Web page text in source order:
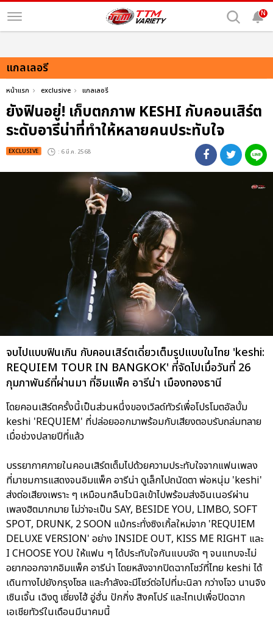
N
แกลเลอรี
หน้าแรก exclusive แกลเลอรี
ยังฟินอยู่! เก็บตกภาพ KESHI กับคอนเสิร์ต
ระดับอารีน่าที่ทำให้หลายคนประทับใจ
EXCLUSIVE : 6 มี.ค. 2568
จบไปแบบฟินเกิน กับคอนเสิร์ตเดี่ยวเต็มรูปแบบในไทย 'keshi:
REQUIEM TOUR IN BANGKOK' ที่จัดไปเมื่อวันที่ 26
กุมภาพันธ์ที่ผ่านมา ที่อิมแพ็ค อารีน่า เมืองทองธานี
โดยคอนเสิร์ตครั้งนี้เป็นส่วนหนึ่งของเวิลด์ทัวร์เพื่อโปรโมตอัลบั้ม
keshi 'REQUIEM' ที่ปล่อยออกมาพร้อมกับเสียงตอบรับถล่มทลาย
เมื่อช่วงปลายปีที่แล้ว
บรรยากาศภายในคอนเสิร์ตเต็มไปด้วยความประทับใจจากแฟนเพลง
ที่มาชมการแสดงจนอิมแพ็ค อารีน่า ดูเล็กไปถนัดตา พ่อหนุ่ม 'keshi'
ส่งต่อเสียงเพราะ ๆ เหมือนกลืนไวนิลเข้าไปพร้อมส่งอินเนอร์ผ่าน
เพลงฮิตมากมาย ไม่ว่าจะเป็น SAY, BESIDE YOU, LIMBO, SOFT
SPOT, DRUNK, 2 SOON แม้กระทั่งซิงเกิ้ลใหม่จาก 'REQUIEM
DELUXE VERSION' อย่าง INSIDE OUT, KISS ME RIGHT และ
I CHOOSE YOU ให้แฟน ๆ ได้ประทับใจกันแบบจัด ๆ จนแทบจะไม่
อยากออกจากอิมแพ็ค อารีน่า โดยหลังจากปิดฉากโชว์ที่ไทย keshi ได้
เดินทางไปยังกรุงโซล และกำลังจะมีโชว์ต่อไปที่มะนิลา กว่างโจว นานจิง
เซินเจิ้น เฉิงตู เซี่ยงไฮ้ อู่ฮั่น ปักกิ่ง สิงคโปร์ และไทเปเพื่อปิดฉาก
เอเชียทัวร์ในเดือนมีนาคมนี้